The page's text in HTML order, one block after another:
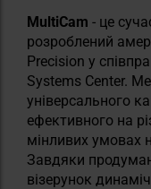
MultiCam - це
розроблений
Precision у
Systems Center.
універсального
ефективного на
мінливих умовах
Завдяки
візерунок